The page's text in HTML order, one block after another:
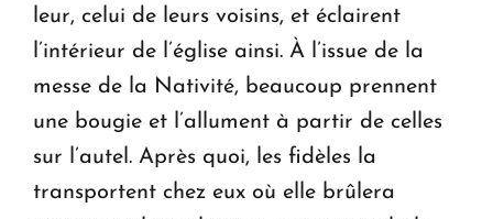
leur, celui de leurs voisins, et éclairent
l’intérieur de l’église ainsi. À l’issue de la
messe de la Nativité, beaucoup prennent
une bougie et l’allument à partir de celles
sur l’autel. Après quoi, les fidèles la
transportent chez eux où elle brûlera